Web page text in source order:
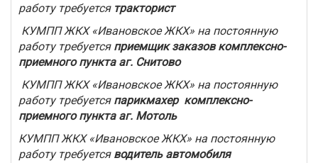
работу требуетсятракторист
КУМПП ЖКХ «Ивановское ЖКХ» на постоянную
работу требуетсяприемщик заказов комплексно-
приемного пункта аг. Снитово
КУМПП ЖКХ «Ивановское ЖКХ» на постоянную
работу требуетсяпарикмахер комплексно-
приемного пункта аг. Мотоль
КУМПП ЖКХ «Ивановское ЖКХ» на постоянную
работу требуетсяводитель автомобиля